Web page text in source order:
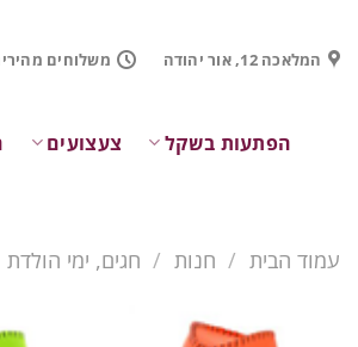
contentהמלאכה 12, אור יהודה משלוחים
הפתעות בשקל צעצועים
עמוד הבית / חנות / חגים, ימי הולדת